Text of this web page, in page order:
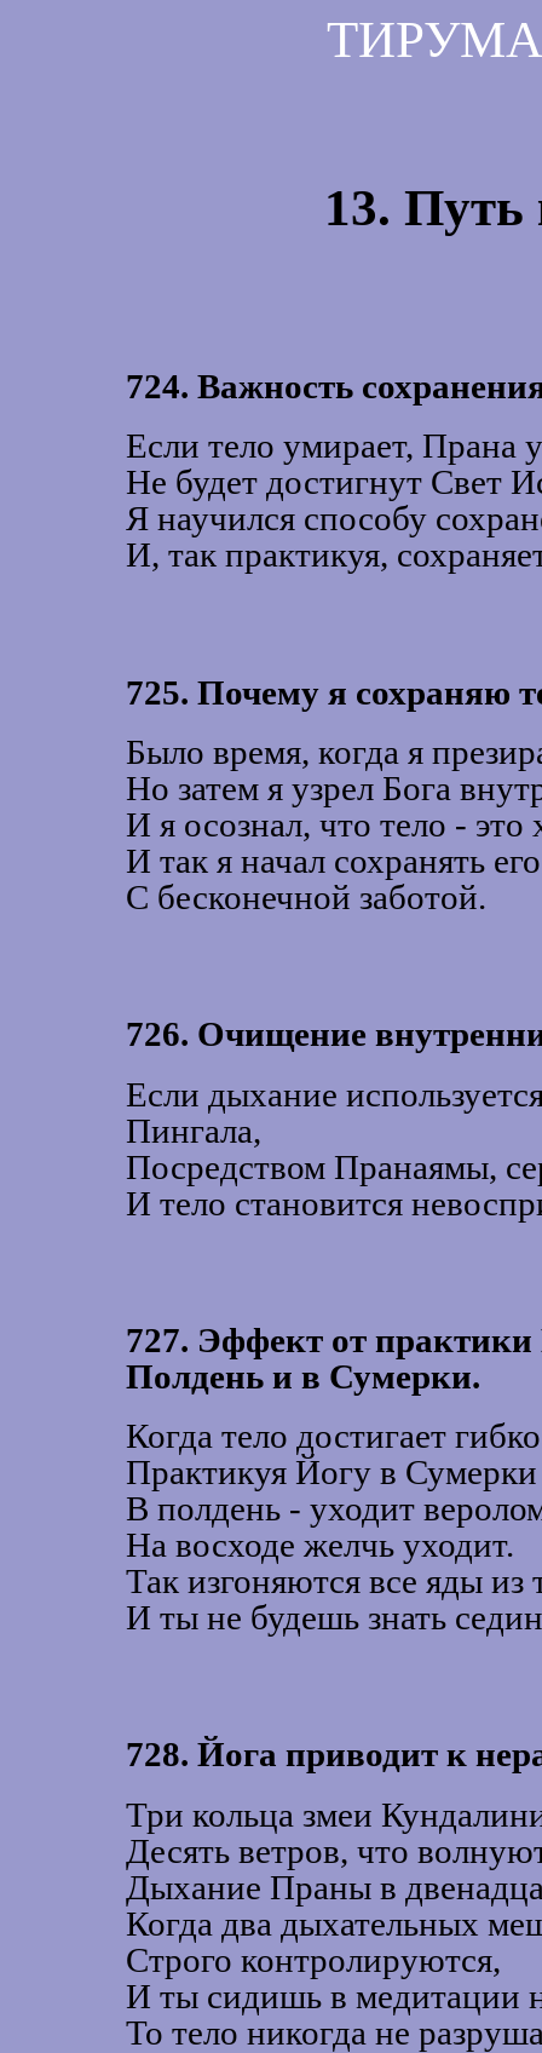
13.
724. Важность
Если тело умирает, Прана
Не будет достигнут Свет
Я научился способу
И, так практикуя,
725. Почему я сохраняю
Было время, когда я
Но затем я узрел Бога
И я осознал, что тело -
И так я начал сохранять его
С бесконечной заботой.
726. Очищение
Если дыхание
Пингала,
Посредством Пранаямы,
И тело становится
727. Эффект от практики
Полдень и в Сумерки.
Когда тело достигает
Практикуя Йогу в
В полдень - уходит
На восходе желчь уходит.
Так изгоняются все яды из
И ты не будешь знать
728. Йога приводит к
Три кольца змеи
Десять ветров, что
Дыхание Праны в
Когда два дыхательных
Строго контролируются,
И ты сидишь в медитации
То тело никогда не